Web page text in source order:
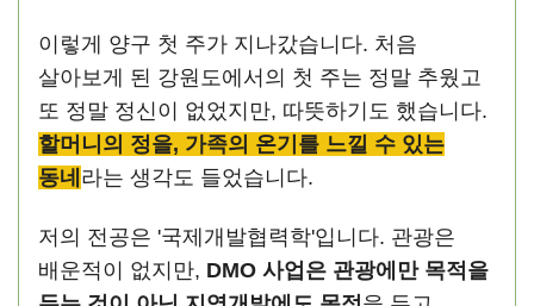
이렇게 양구 첫 주가 지나갔습니다. 처음
살아보게 된 강원도에서의 첫 주는 정말 추웠고
또 정말 정신이 없었지만, 따뜻하기도 했습니다.
할머니의 정을, 가족의 온기를 느낄 수 있는
동네 라는 생각도 들었습니다.
저의 전공은 '국제개발협력학'입니다. 관광은
배운적이 없지만, DMO 사업은 관광에만 목적을